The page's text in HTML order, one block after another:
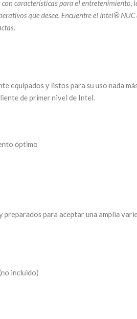
características para el
que desee. Encuentre el Intel®
y listos para su uso nada
de primer nivel de Intel.
óptimo
para aceptar una amplia
incluido)